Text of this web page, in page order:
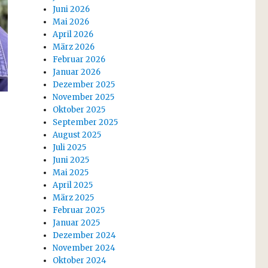
Juni 2026
Mai 2026
April 2026
März 2026
Februar 2026
Januar 2026
Dezember 2025
November 2025
Oktober 2025
September 2025
August 2025
Juli 2025
Juni 2025
Mai 2025
April 2025
März 2025
Februar 2025
Januar 2025
Dezember 2024
November 2024
Oktober 2024